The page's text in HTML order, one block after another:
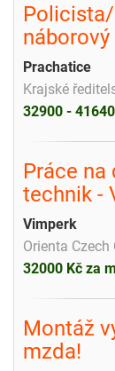
Prachatice
Krajské
32900 -
Práce na
technik -
Vimperk
Orienta Czech
32000 Kč za
Montáž
mzda!